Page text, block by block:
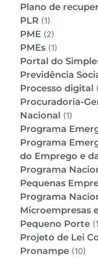
Plano de
PLR (1)
PME (2)
PMEs (1)
Portal do
Previdência
Processo digital
Procuradoria-
Nacional (1)
Programa
Programa
do Emprego e
Programa
Pequenas
Programa
Microempresas
Pequeno Porte
Projeto de Lei
Pronampe (10)